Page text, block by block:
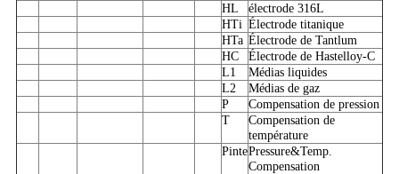
HL
électrode 316L
HTi Électrode titanique
HTa Électrode de Tantlum
HC
Électrode de Hastelloy-C
L1
Médias liquides
L2
Médias de gaz
P
Compensation de pression
T
Compensation de
température
PintePressure&Temp.
Compensation